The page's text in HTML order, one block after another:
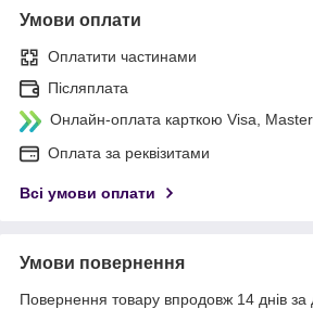
Умови оплати
Оплатити частинами
Післяплата
Онлайн-оплата карткою Visa,
Оплата за реквізитами
Всі умови оплати
Умови повернення
Повернення товару впродовж 14 днів за